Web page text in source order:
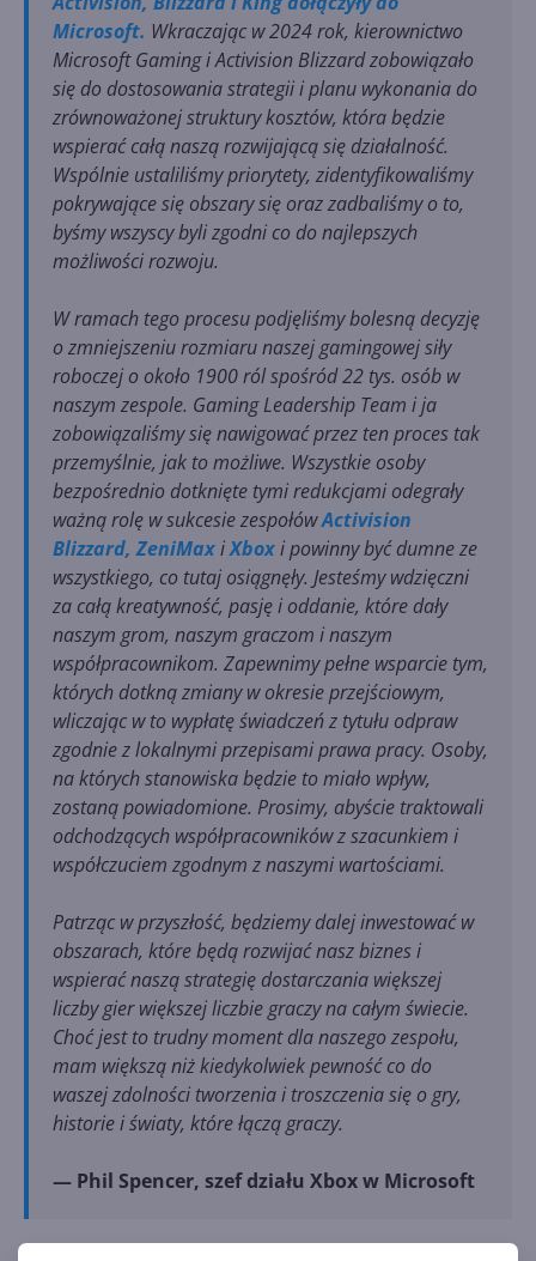
Microsoft. Wkraczając w 2024 rok, kierownictwo
Microsoft Gaming i Activision Blizzard zobowiązało
się do dostosowania strategii i planu wykonania do
zrównoważonej struktury kosztów, która będzie
wspierać całą naszą rozwijającą się działalność.
Wspólnie ustaliliśmy priorytety, zidentyfikowaliśmy
pokrywające się obszary się oraz zadbaliśmy o to,
byśmy wszyscy byli zgodni co do najlepszych
możliwości rozwoju.
W ramach tego procesu podjęliśmy bolesną decyzję
o zmniejszeniu rozmiaru naszej gamingowej siły
roboczej o około 1900 ról spośród 22 tys. osób w
naszym zespole. Gaming Leadership Team i ja
zobowiązaliśmy się nawigować przez ten proces tak
przemyślnie, jak to możliwe. Wszystkie osoby
bezpośrednio dotknięte tymi redukcjami odegrały
ważną rolę w sukcesie zespołówActivision
Blizzard, ZeniMaxiXboxi powinny być dumne ze
wszystkiego, co tutaj osiągnęły. Jesteśmy wdzięczni
za całą kreatywność, pasję i oddanie, które dały
naszym grom, naszym graczom i naszym
współpracownikom. Zapewnimy pełne wsparcie tym,
których dotkną zmiany w okresie przejściowym,
wliczając w to wypłatę świadczeń z tytułu odpraw
zgodnie z lokalnymi przepisami prawa pracy. Osoby,
na których stanowiska będzie to miało wpływ,
zostaną powiadomione. Prosimy, abyście traktowali
odchodzących współpracowników z szacunkiem i
współczuciem zgodnym z naszymi wartościami.
Patrząc w przyszłość, będziemy dalej inwestować w
obszarach, które będą rozwijać nasz biznes i
wspierać naszą strategię dostarczania większej
liczby gier większej liczbie graczy na całym świecie.
Choć jest to trudny moment dla naszego zespołu,
mam większą niż kiedykolwiek pewność co do
waszej zdolności tworzenia i troszczenia się o gry,
historie i światy, które łączą graczy.
— Phil Spencer, szef działu Xbox w Microsoft